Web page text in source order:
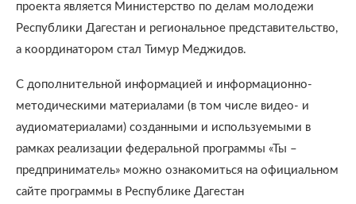
проекта является Министерство по делам молодежи
Республики Дагестан и региональное представительство,
а координатором стал Тимур Меджидов.
С дополнительной информацией и информационно-
методическими материалами (в том числе видео- и
аудиоматериалами) созданными и используемыми в
рамках реализации федеральной программы «Ты –
предприниматель» можно ознакомиться на официальном
сайте программы в Республике Дагестан